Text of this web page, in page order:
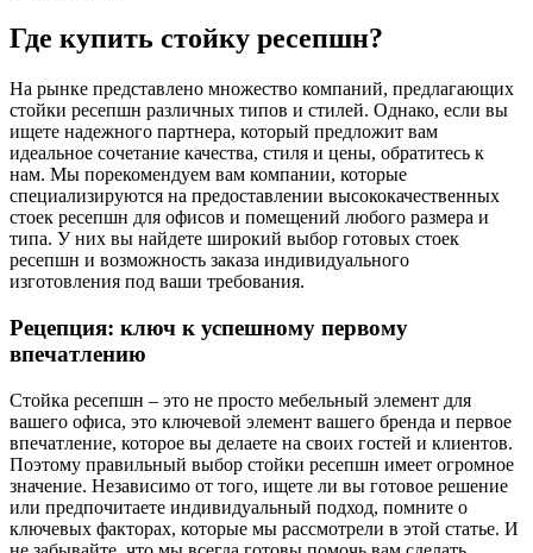
Где купить стойку ресепшн?
На рынке представлено множество компаний, предлагающих
стойки ресепшн различных типов и стилей. Однако, если вы
ищете надежного партнера, который предложит вам
идеальное сочетание качества, стиля и цены, обратитесь к
нам. Мы порекомендуем вам компании, которые
специализируются на предоставлении высококачественных
стоек ресепшн для офисов и помещений любого размера и
типа. У них вы найдете широкий выбор готовых стоек
ресепшн и возможность заказа индивидуального
изготовления под ваши требования.
Рецепция: ключ к успешному первому
впечатлению
Стойка ресепшн – это не просто мебельный элемент для
вашего офиса, это ключевой элемент вашего бренда и первое
впечатление, которое вы делаете на своих гостей и клиентов.
Поэтому правильный выбор стойки ресепшн имеет огромное
значение. Независимо от того, ищете ли вы готовое решение
или предпочитаете индивидуальный подход, помните о
ключевых факторах, которые мы рассмотрели в этой статье. И